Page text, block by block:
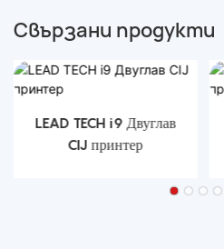
Свързани продукти
LEAD TECH i9 Двуглав
CIJ принтер